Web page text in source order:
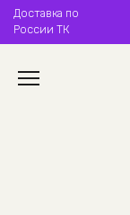
Перейти
содержанию
Доставка по
России ТК